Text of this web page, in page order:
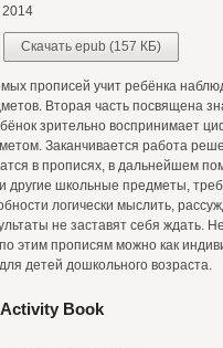
Скачать epub (157 КБ)
прописей учит ребёнка
Вторая часть посвящена
зрительно воспринимает
Заканчивается работа
в прописях, в дальнейшем
и другие школьные предметы,
логически мыслить,
не заставят себя ждать.
этим прописям можно как
детей дошкольного возраста.
Book